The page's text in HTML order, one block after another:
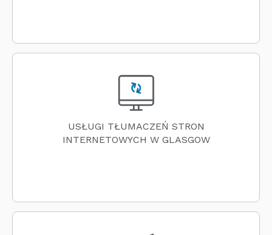
USŁUGI TŁUMACZEŃ STRON
INTERNETOWYCH W GLASGOW